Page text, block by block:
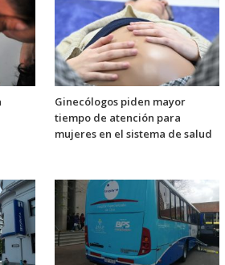
Ginecólogos piden mayor
tiempo de atención para
mujeres en el sistema de salud